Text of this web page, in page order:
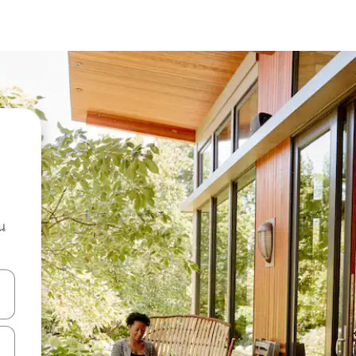
ารค้นหา